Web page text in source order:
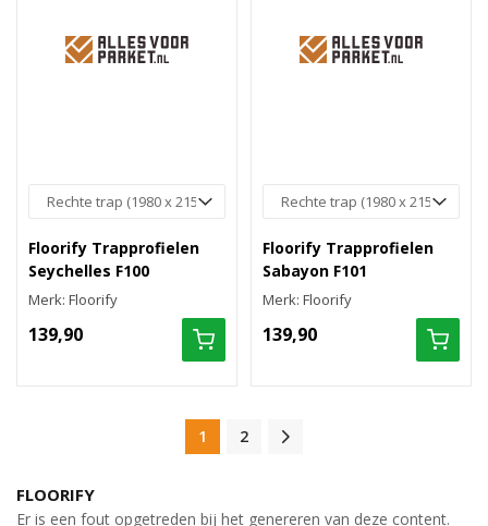
Floorify Trapprofielen
Seychelles F100
Merk: Floorify
139,90
Floorify Trapprofielen
Sabayon F101
Merk: Floorify
139,90
1 2
FLOORIFY
Er is een fout opgetreden bij het genereren van deze content.